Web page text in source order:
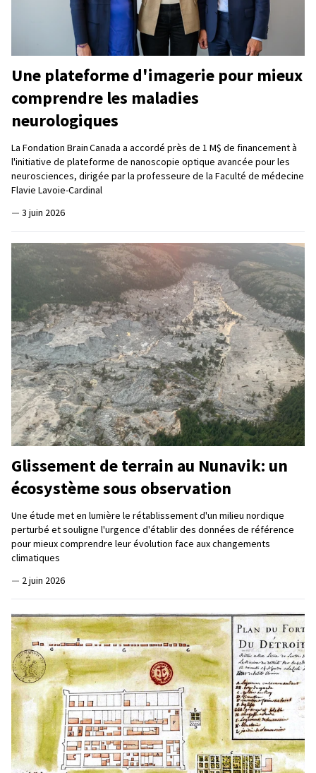
Une plateforme d'imagerie pour mieux
comprendre les maladies
neurologiques
La Fondation Brain Canada a accordé près de 1 M$ de financement à
l'initiative de plateforme de nanoscopie optique avancée pour les
neurosciences, dirigée par la professeure de la Faculté de médecine
Flavie Lavoie-Cardinal
— 3 juin 2026
Glissement de terrain au Nunavik: un
écosystème sous observation
Une étude met en lumière le rétablissement d'un milieu nordique
perturbé et souligne l'urgence d'établir des données de référence
pour mieux comprendre leur évolution face aux changements
climatiques
— 2 juin 2026